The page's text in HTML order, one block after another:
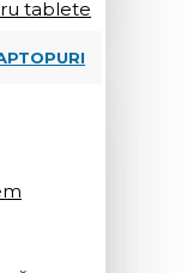
tablete